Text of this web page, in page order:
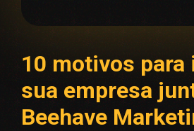
10 motivos para
sua empresa
Beehave